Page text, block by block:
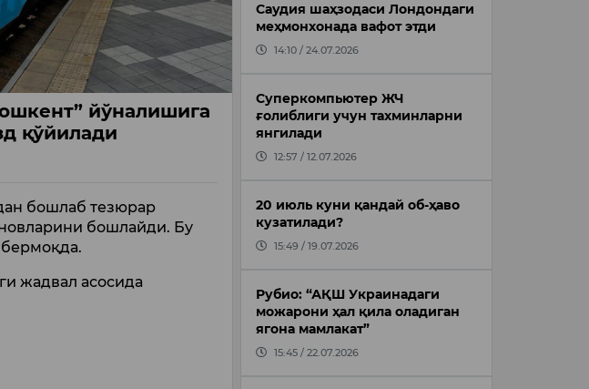
йўналишига
қўйилади
бошлаб тезюрар
бошлайди. Бу
бермоқда.
жадвал асосида
Саудия шаҳзодаси Лондондаги
меҳмонхонада вафот этди
14:10 / 24.07.2026
Суперкомпьютер ЖЧ
ғолиблиги учун тахминларни
янгилади
12:57 / 12.07.2026
20 июль куни қандай об-ҳаво
кузатилади?
15:49 / 19.07.2026
Рубио: “АҚШ Украинадаги
можарони ҳал қила оладиган
ягона мамлакат”
15:45 / 22.07.2026